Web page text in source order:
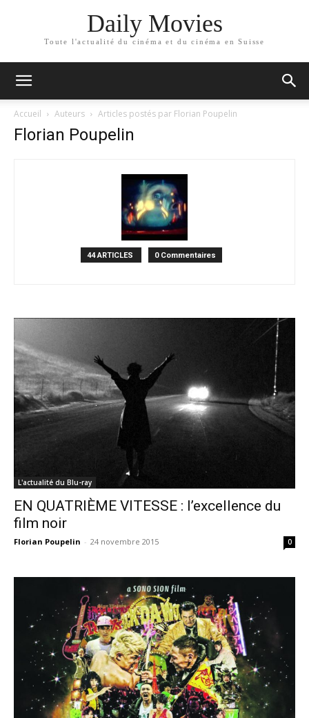
Daily Movies
Toute l'actualité du cinéma et du cinéma en Suisse
Accueil Auteurs Articles postés par Florian Poupelin
Florian Poupelin
44 ARTICLES 0 Commentaires
L'actualité du Blu-ray
EN QUATRIÈME VITESSE : l’excellence du
film noir
Florian Poupelin - 24 novembre 2015 0